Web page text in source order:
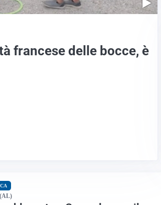
francese delle bocce, è